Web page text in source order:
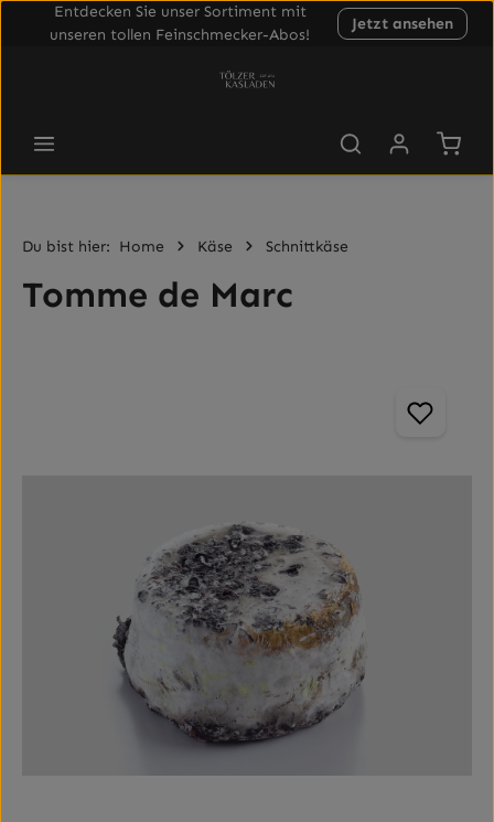
Entdecken Sie unser Sortiment mit
unseren tollen Feinschmecker-Abos!
Jetzt ansehen
Du bist hier: Home Käse Schnittkäse
Tomme de Marc